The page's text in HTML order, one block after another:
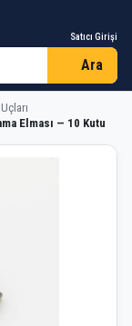
Satıcı Girişi
Ara
Elması — 10 Kutu
M